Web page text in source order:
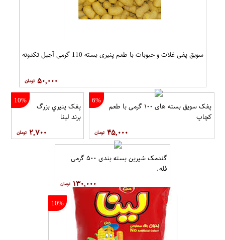
سویق پفی غلات و حبوبات با طعم پنیری بسته 110 گرمی آجیل تکدونه
۵۰,۰۰۰
6%
پفک سویق بسته های ۱۰۰ گرمی با طعم
کچاپ
۴۵,۰۰۰
10%
پفک پنيري بزرگ
برند لينا
۲,۷۰۰
گندمک شيرين بسته بندی ۵۰۰ گرمی
فله.
۱۳۰,۰۰۰
10%